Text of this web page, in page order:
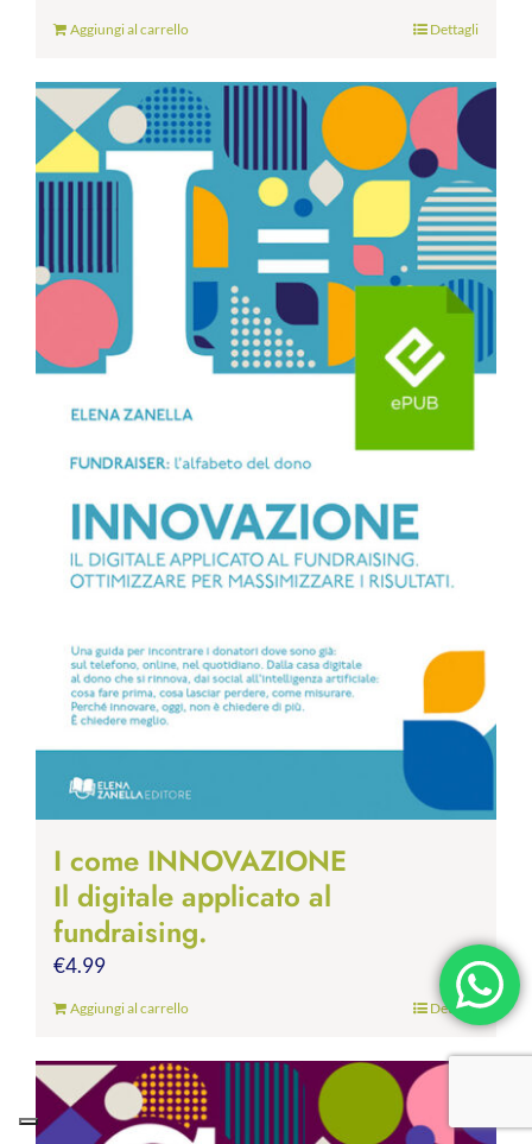
Aggiungi al carrello Dettagli
I come INNOVAZIONE
Il digitale applicato al
fundraising.
€4.99
Aggiungi al carrello Dettagli